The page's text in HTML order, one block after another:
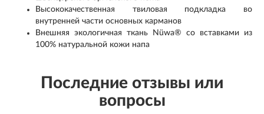
Высококачественная твиловая подкладка во
внутренней части основных карманов
Внешняя экологичная ткань Nüwa® со вставками из
100% натуральной кожи напа
Последние отзывы или
вопросы